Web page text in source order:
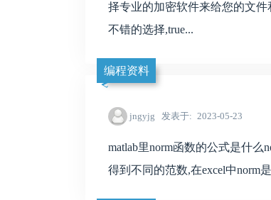
择专业的加密软件来给您的文
不错的选择,true...
编程资料
jngyjg 发表于 2023-05-23
matlab里norm函数的公式是什
得到不同的范数,在excel中norm